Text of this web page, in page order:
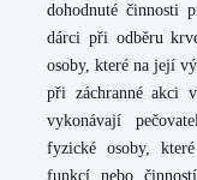
dohodnuté činnosti
dárci při odběru
osoby, které na její
při záchranné akci
vykonávají
fyzické osoby,
funkcí nebo